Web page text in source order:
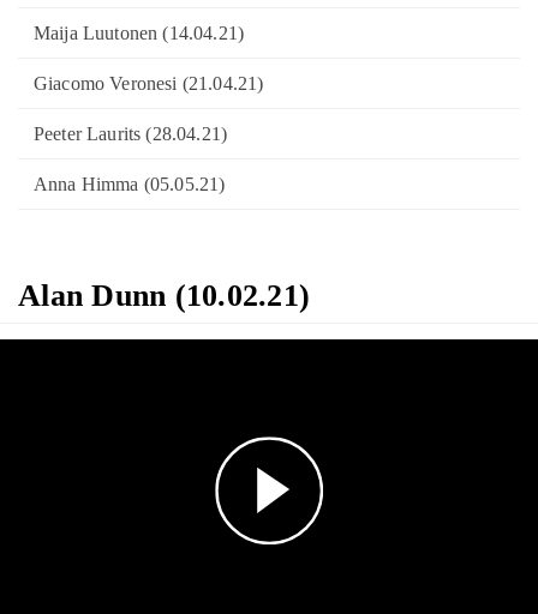
Maija Luutonen (14.04.21)
Giacomo Veronesi (21.04.21)
Peeter Laurits (28.04.21)
Anna Himma (05.05.21)
Alan Dunn (10.02.21)
Play
Video